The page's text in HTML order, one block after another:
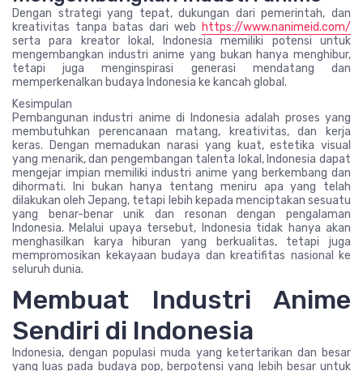
Dengan strategi yang tepat, dukungan dari pemerintah, dan
kreativitas tanpa batas dari web https://www.nanimeid.com/
serta para kreator lokal, Indonesia memiliki potensi untuk
mengembangkan industri anime yang bukan hanya menghibur,
tetapi juga menginspirasi generasi mendatang dan
memperkenalkan budaya Indonesia ke kancah global.
Kesimpulan
Pembangunan industri anime di Indonesia adalah proses yang
membutuhkan perencanaan matang, kreativitas, dan kerja
keras. Dengan memadukan narasi yang kuat, estetika visual
yang menarik, dan pengembangan talenta lokal, Indonesia dapat
mengejar impian memiliki industri anime yang berkembang dan
dihormati. Ini bukan hanya tentang meniru apa yang telah
dilakukan oleh Jepang, tetapi lebih kepada menciptakan sesuatu
yang benar-benar unik dan resonan dengan pengalaman
Indonesia. Melalui upaya tersebut, Indonesia tidak hanya akan
menghasilkan karya hiburan yang berkualitas, tetapi juga
mempromosikan kekayaan budaya dan kreatifitas nasional ke
seluruh dunia.
Membuat Industri Anime
Sendiri di Indonesia
Indonesia, dengan populasi muda yang ketertarikan dan besar
yang luas pada budaya pop, berpotensi yang lebih besar untuk